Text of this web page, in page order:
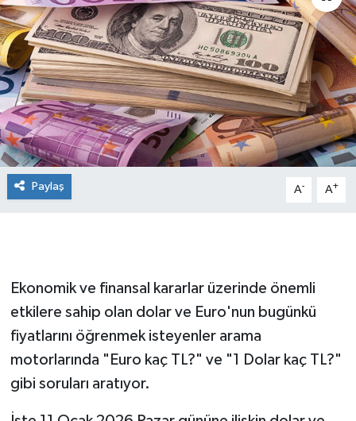
Paylaş A- A+
Ekonomik ve finansal kararlar üzerinde önemli
etkilere sahip olan dolar ve Euro'nun bugünkü
fiyatlarını öğrenmek isteyenler arama
motorlarında "Euro kaç TL?" ve "1 Dolar kaç TL?"
gibi soruları aratıyor.